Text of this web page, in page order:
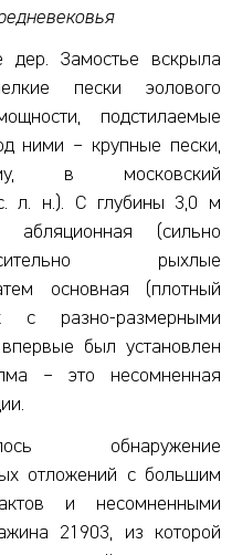
дер. Замостье вскрыла
пески эолового
подстилаемые
ними – крупные пески,
в московский
л. н.). С глубины 3,0 м
(сильно
рыхлые
основная (плотный
с разно-размерными
был установлен
– это несомненная
обнаружение
отложений с большим
и несомненными
21903, из которой